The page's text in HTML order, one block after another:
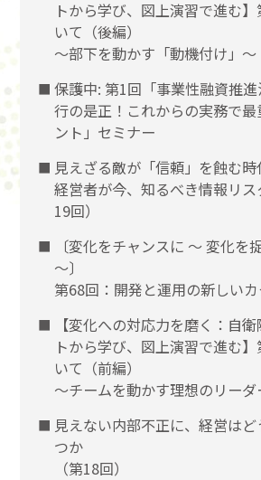
トから学び、図上演習で進む
いて（後編）
〜部下を動かす「動機付け」〜
保護中: 第1回「事業性融資推
行の是正！これからの実務で最
ント」セミナー
見えざる敵が「信頼」を蝕む
経営者が今、知るべき情報リ
19回）
〔変化をチャンスに 〜 変化を
〜〕
第68回：開発と運用の新しいカ
【変化への対応力を磨く：自
トから学び、図上演習で進む
いて（前編）
〜チームを動かす理想のリー
見えない内部不正に、経営は
つか
（第18回）